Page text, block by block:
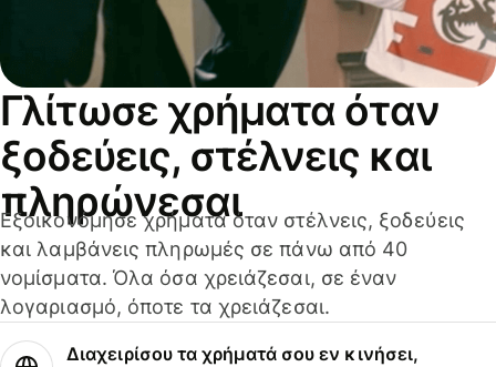
Γλίτωσε χρήματα όταν
ξοδεύεις, στέλνεις και
πληρώνεσαι
Εξοικονόμησε χρήματα όταν στέλνεις, ξοδεύεις
και λαμβάνεις πληρωμές σε πάνω από 40
νομίσματα. Όλα όσα χρειάζεσαι, σε έναν
λογαριασμό, όποτε τα χρειάζεσαι.
Διαχειρίσου τα χρήματά σου εν κινήσει,